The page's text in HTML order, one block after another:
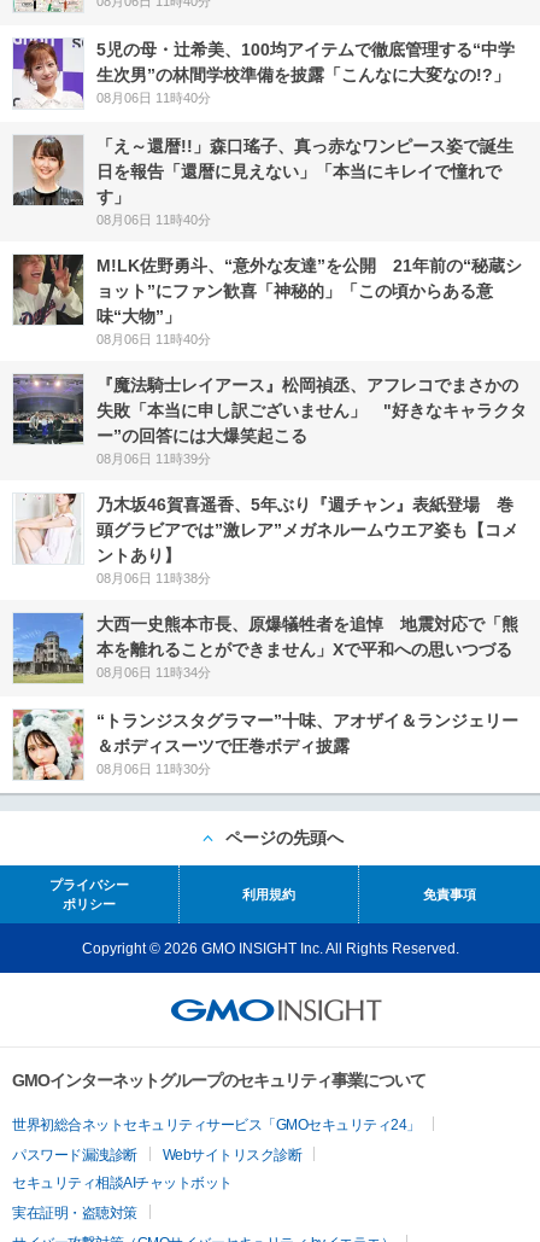
5児の母・辻希美、100均アイテムで徹底管理する“中学
生次男”の林間学校準備を披露「こんなに大変なの!?」
08月06日 11時40分
「え～還暦!!」森口瑤子、真っ赤なワンピース姿で誕生
日を報告「還暦に見えない」「本当にキレイで憧れで
す」
08月06日 11時40分
M!LK佐野勇斗、“意外な友達”を公開 21年前の“秘蔵シ
ョット”にファン歓喜「神秘的」「この頃からある意
味“大物”」
08月06日 11時40分
『魔法騎士レイアース』松岡禎丞、アフレコでまさかの
失敗「本当に申し訳ございません」 "好きなキャラクタ
ー”の回答には大爆笑起こる
08月06日 11時39分
乃木坂46賀喜遥香、5年ぶり『週チャン』表紙登場 巻
頭グラビアでは”激レア”メガネルームウエア姿も【コメ
ントあり】
08月06日 11時38分
大西一史熊本市長、原爆犠牲者を追悼 地震対応で「熊
本を離れることができません」Xで平和への思いつづる
08月06日 11時34分
“トランジスタグラマー”十味、アオザイ＆ランジェリー
＆ボディスーツで圧巻ボディ披露
08月06日 11時30分
ページの先頭へ
プライバシー
ポリシー
利用規約 免責事項
Copyright © 2026 GMO INSIGHT Inc. All Rights Reserved.
GMOインターネットグループのセキュリティ事業について
世界初総合ネットセキュリティサービス「GMOセキュリティ24」
パスワード漏洩診断
Webサイトリスク診断
セキュリティ相談AIチャットボット
実在証明・盗聴対策